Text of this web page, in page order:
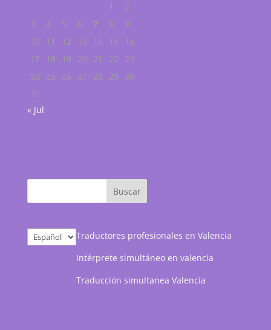
1
2
3
4 5 6 7 8
9
10
11 12 13 14 15
16
17
18 19 20 21 22
23
24 25 26 27 28 29
30
31
« Jul
Elegir
un
Traductores profesionales en Valencia
Intérprete simultáneo en valencia
Traducción simultanea Valencia